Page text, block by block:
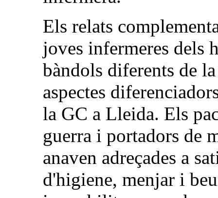
Els relats
joves infermeres dels
bàndols diferents de
aspectes
la GC a Lleida. Els
guerra i portadors de
anaven adreçades a
d'higiene, menjar i